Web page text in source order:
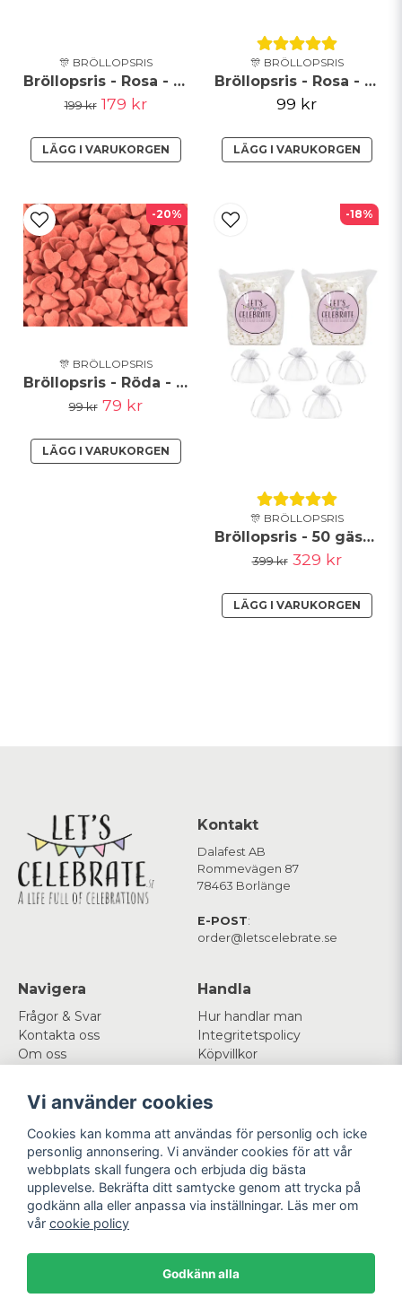
🎊 BRÖLLOPSRIS
Bröllopsris - Rosa - Hjärtan - 500g
199 kr 179 kr
LÄGG I VARUKORGEN
🎊 BRÖLLOPSRIS
Bröllopsris - Rosa - Hjärtan - 250g
99 kr
LÄGG I VARUKORGEN
🎊 BRÖLLOPSRIS
Bröllopsris - Röda - Hjärtan - 250g
99 kr 79 kr
LÄGG I VARUKORGEN
-20%
🎊 BRÖLLOPSRIS
Bröllopsris - 50 gäster - vita paketet
399 kr 329 kr
LÄGG I VARUKORGEN
-18%
Kontakt
Dalafest AB
Rommevägen 87
78463 Borlänge
E-POST:
order@letscelebrate.se
Navigera
Frågor & Svar
Kontakta oss
Om oss
Handla
Hur handlar man
Integritetspolicy
Köpvillkor
Mitt konto
Logga in
Registrera dig
Glömt lösenord?
Följ oss
Facebook
Instagram
Betala enkelt Vi levererar med
Vi använder cookies
Cookies kan komma att användas för personlig och icke
personlig annonsering. Vi använder cookies för att vår
webbplats skall fungera och erbjuda dig bästa
upplevelse. Bekräfta ditt samtycke genom att trycka på
godkänn alla eller anpassa via inställningar. Läs mer om
vår cookie policy
Godkänn alla